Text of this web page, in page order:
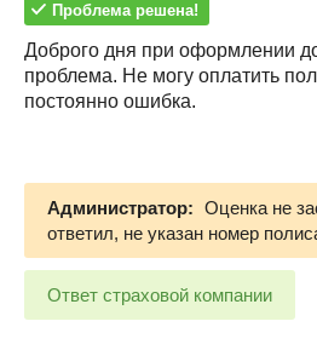
Проблема решена!
Доброго дня при оформлении
проблема. Не могу оплатить
постоянно ошибка.
Администратор: Оценка не
ответил, не указан номер
Ответ страховой компании